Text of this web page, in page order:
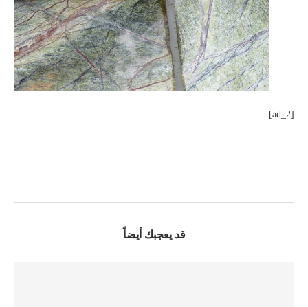
[ad_2]
قد يعجبك أيضاً